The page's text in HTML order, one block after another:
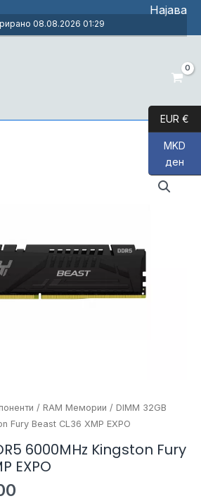
Најава
08.08.2026 01:29
/ RAM Мемории / DIMM 32GB
Fury Beast CL36 XMP EXPO
6000MHz Kingston Fury
EXPO
EUR €
MKD
ден